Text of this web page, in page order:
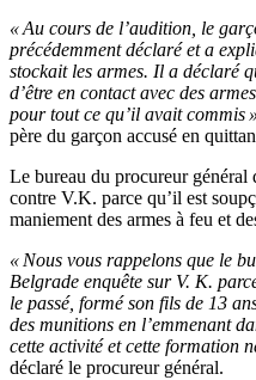
« Au cours de l’audition, le
précédemment déclaré et a
stockait les armes. Il a déclaré
d’être en contact avec des
pour tout ce qu’il avait commis »
père du garçon accusé en
Le bureau du procureur général
contre V.K. parce qu’il est
maniement des armes à feu et
« Nous vous rappelons que le
Belgrade enquête sur V. K.
le passé, formé son fils de 13
des munitions en l’emmenant
cette activité et cette formation
déclaré le procureur général.